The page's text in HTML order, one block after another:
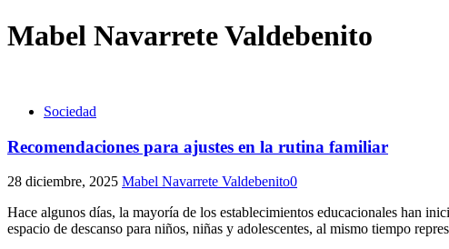
Mabel Navarrete Valdebenito
Sociedad
Recomendaciones para ajustes en la rutina familiar
28 diciembre, 2025 Mabel Navarrete Valdebenito0
Hace algunos días, la mayoría de los establecimientos educacionales han
espacio de descanso para niños, niñas y adolescentes, al mismo tiempo